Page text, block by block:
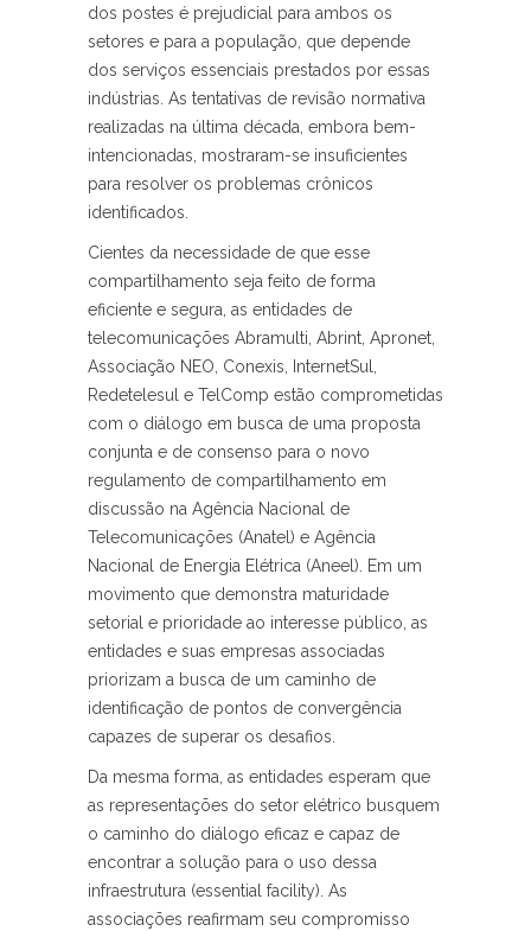
dos postes é prejudicial para ambos os
setores e para a população, que depende
dos serviços essenciais prestados por essas
indústrias. As tentativas de revisão normativa
realizadas na última década, embora bem-
intencionadas, mostraram-se insuficientes
para resolver os problemas crônicos
identificados.
Cientes da necessidade de que esse
compartilhamento seja feito de forma
eficiente e segura, as entidades de
telecomunicações Abramulti, Abrint, Apronet,
Associação NEO, Conexis, InternetSul,
Redetelesul e TelComp estão comprometidas
com o diálogo em busca de uma proposta
conjunta e de consenso para o novo
regulamento de compartilhamento em
discussão na Agência Nacional de
Telecomunicações (Anatel) e Agência
Nacional de Energia Elétrica (Aneel). Em um
movimento que demonstra maturidade
setorial e prioridade ao interesse público, as
entidades e suas empresas associadas
priorizam a busca de um caminho de
identificação de pontos de convergência
capazes de superar os desafios.
Da mesma forma, as entidades esperam que
as representações do setor elétrico busquem
o caminho do diálogo eficaz e capaz de
encontrar a solução para o uso dessa
infraestrutura (essential facility). As
associações reafirmam seu compromisso